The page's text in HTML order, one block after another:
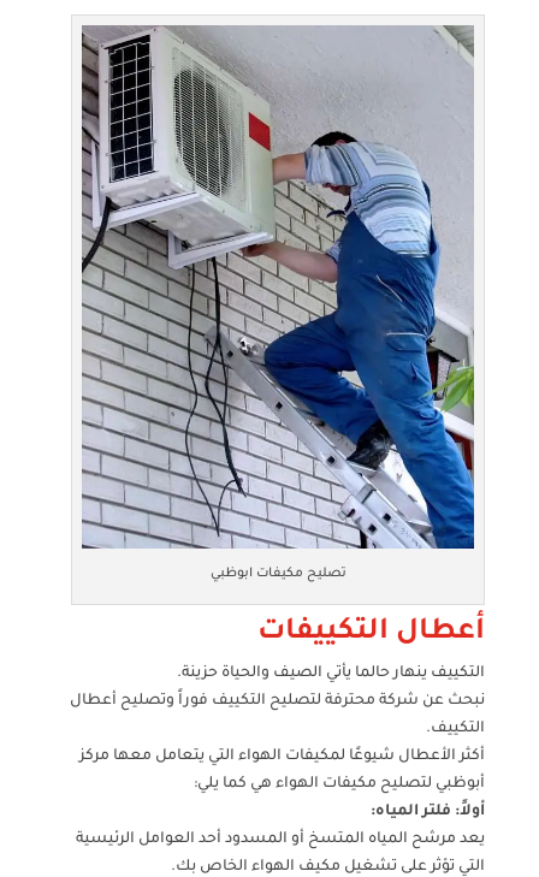
تصليح مكيفات ابوظبي
أعطال التكييفات
التكييف ينهار حالما يأتي الصيف والحياة حزينة.
نبحث عن شركة محترفة لتصليح التكييف فوراً وتصليح أعطال
التكييف.
أكثر الأعطال شيوعًا لمكيفات الهواء التي يتعامل معها مركز
أبوظبي لتصليح مكيفات الهواء هي كما يلي:
أولاً: فلتر المياه:
يعد مرشح المياه المتسخ أو المسدود أحد العوامل الرئيسية
التي تؤثر على تشغيل مكيف الهواء الخاص بك.